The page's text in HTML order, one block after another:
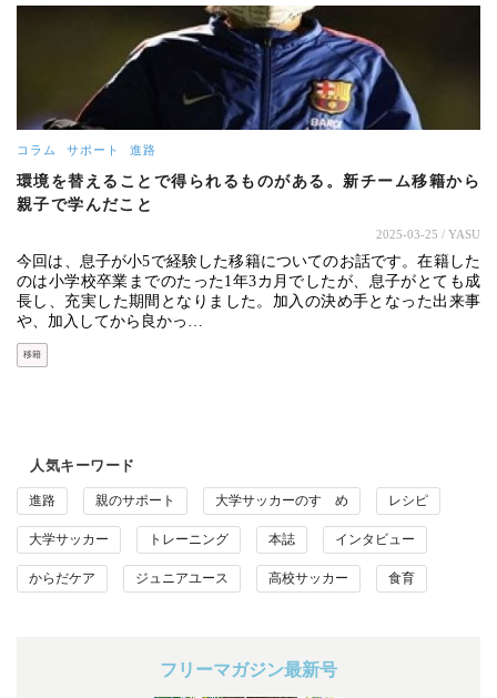
コラム サポート 進路
環境を替えることで得られるものがある。新チーム移籍から
親子で学んだこと
2025-03-25 / YASU
今回は、息子が小5で経験した移籍についてのお話です。在籍した
のは小学校卒業までのたった1年3カ月でしたが、息子がとても成
長し、充実した期間となりました。加入の決め手となった出来事
や、加入してから良かっ…
移籍
人気キーワード
進路 親のサポート 大学サッカーのすゝめ レシピ
大学サッカー トレーニング 本誌 インタビュー
からだケア ジュニアユース 高校サッカー 食育
フリーマガジン最新号